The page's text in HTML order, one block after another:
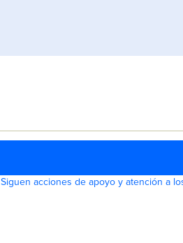
Siguen acciones de apoyo y atención a